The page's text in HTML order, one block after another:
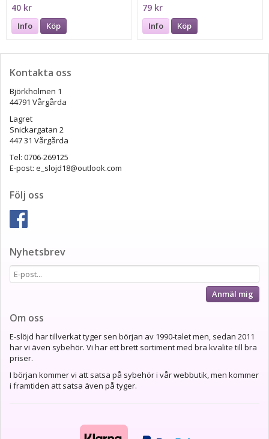
40 kr
Info Köp
79 kr
Info Köp
Kontakta oss
Björkholmen 1
44791 Vårgårda
Lagret
Snickargatan 2
447 31 Vårgårda
Tel: 0706-269125
E-post: e_slojd18@outlook.com
Följ oss
Nyhetsbrev
Anmäl mig
Om oss
E-slöjd har tillverkat tyger sen början av 1990-talet men, sedan 2011
har vi även sybehör. Vi har ett brett sortiment med bra kvalite till bra
priser.
I början kommer vi att satsa på sybehör i vår webbutik, men kommer
i framtiden att satsa även på tyger.